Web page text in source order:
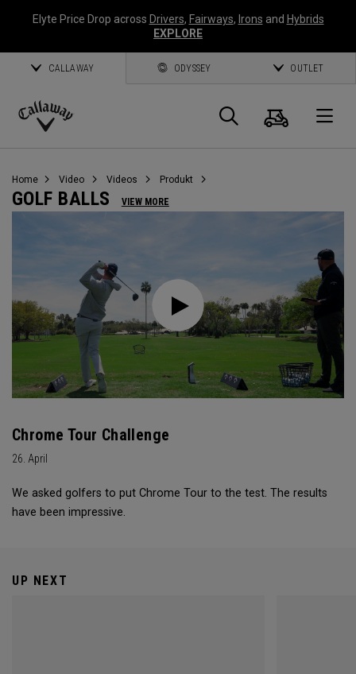
Elyte Price Drop across Drivers, Fairways, Irons and Hybrids
EXPLORE
CALLAWAY ODYSSEY OUTLET
Callaway
Suche
Home Video Videos Produkt
GOLF BALLS VIEW MORE
Chrome Tour Challenge
26. April
We asked golfers to put Chrome Tour to the test. The results
have been impressive.
UP NEXT